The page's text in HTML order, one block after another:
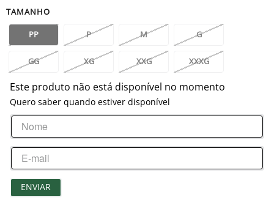
TAMANHO
PP P M G
GG XG XXG XXXG
Este produto não está disponível no momento
Quero saber quando estiver disponível
ENVIAR